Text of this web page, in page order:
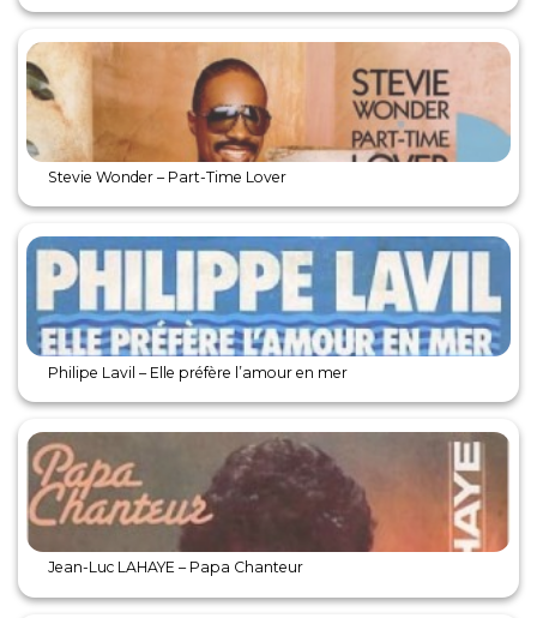
Stevie Wonder – Part-Time Lover
Philipe Lavil – Elle préfère l’amour en mer
Jean-Luc LAHAYE – Papa Chanteur